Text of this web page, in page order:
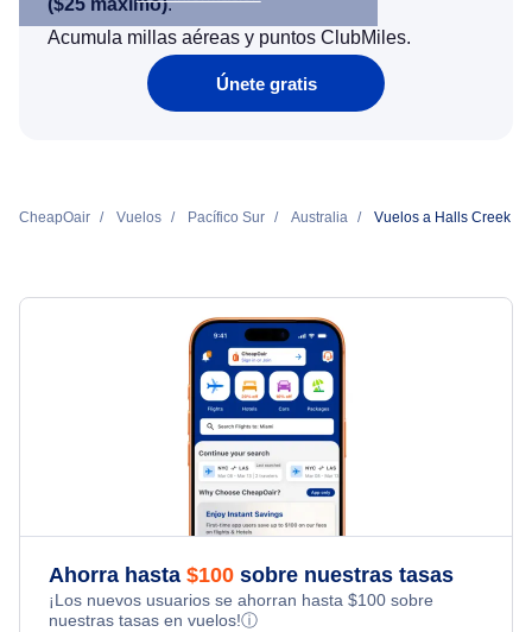
($25 máximo).
Acumula millas aéreas y puntos ClubMiles.
Únete gratis
CheapOair Vuelos Pacífico Sur Australia Vuelos a Halls Creek
Ahorra hasta $100 sobre nuestras tasas
¡Los nuevos usuarios se ahorran hasta $100 sobre
nuestras tasas en vuelos!ⓘ